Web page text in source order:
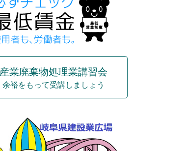
産業廃棄物処理業講習会
余裕をもって受講しましょう